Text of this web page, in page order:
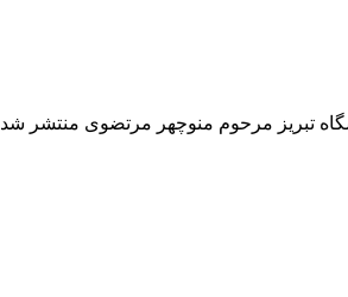
تبریز مرحوم منوچهر مرتضوی منتشر شد